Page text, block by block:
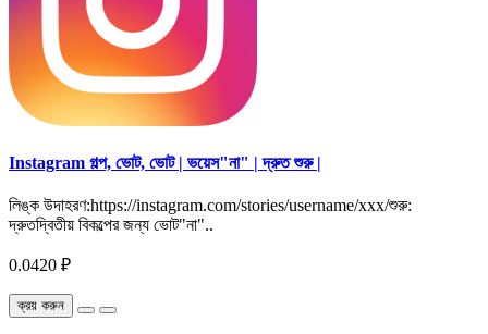
Instagram গল্প, ভোট, ভোট | ভয়েস"না" | দ্রুত শুরু |
লিঙ্ক উদাহরণ:https://instagram.com/stories/username/xxx/শুরু:
দ্রুতদ্বিতীয় বিকল্পের জন্য ভোট"না"..
0.0420 ₽
ক্রয় করুন